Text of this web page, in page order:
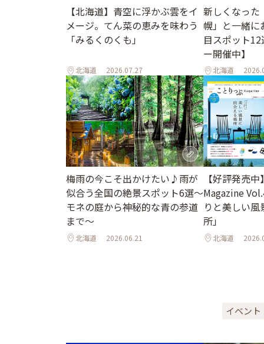
【北海道】青空に浮かぶ雲をイ
メージ。てん菜の恵みを味わう
「みるくのくも」
北海道 2026.07.27
新しくなった
幌」と一緒に
目スポット
ー開催中】
北海道
梅雨の今こそ出かけたい♪雨が
似合う全国の絶景スポット6選～
モネの庭から神秘的な青の参道
まで～
北海道 2026.06.21
【好評発売
Magazine
りと美しい
所」
北海道
イベント